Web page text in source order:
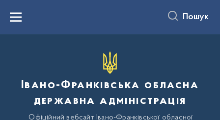
вмістуMenu Пошук
Івано-Франківська обласна
державна адміністрація
Офіційний вебсайт Івано-Франківської обласної